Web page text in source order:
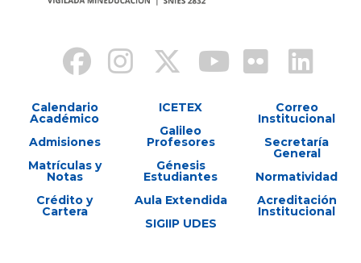
Calendario
Académico
Admisiones
Matrículas y
Notas
Crédito y
Cartera
ICETEX
Galileo
Profesores
Génesis
Estudiantes
Aula Extendida
SIGIIP UDES
Correo
Institucional
Secretaría
General
Normatividad
Acreditación
Institucional